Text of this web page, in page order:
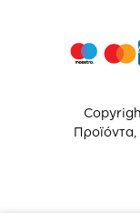
Προϊόντα,